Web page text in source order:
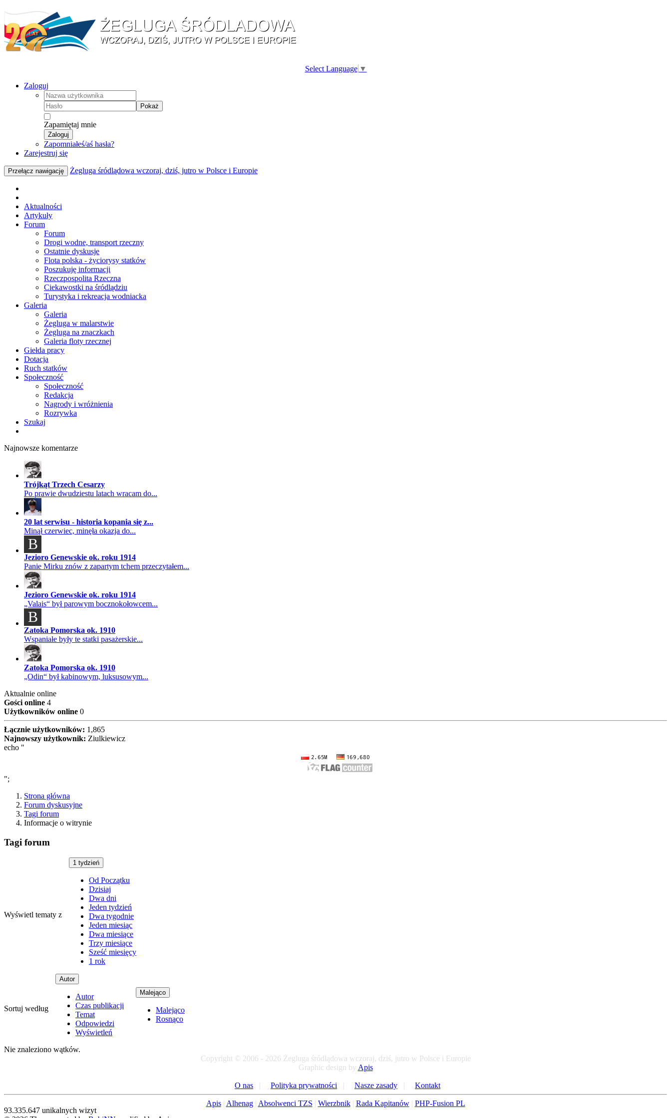
Select Language ▼
Zaloguj
Pokaż
Zapamiętaj mnie
Zaloguj
Zapomniałeś/aś hasła?
Zarejestruj się
Przełącz nawigację Żegluga śródlądowa wczoraj, dziś, jutro w Polsce i Europie
Aktualności
Artykuły
Forum
Forum
Drogi wodne, transport rzeczny
Ostatnie dyskusje
Flota polska - życiorysy statków
Poszukuję informacji
Rzeczpospolita Rzeczna
Ciekawostki na śródlądziu
Turystyka i rekreacja wodniacka
Galeria
Galeria
Żegluga w malarstwie
Żegluga na znaczkach
Galeria floty rzecznej
Giełda pracy
Dotacja
Ruch statków
Społeczność
Społeczność
Redakcja
Nagrody i wróżnienia
Rozrywka
Szukaj
Najnowsze komentarze
Trójkąt Trzech Cesarzy
Po prawie dwudziestu latach wracam do...
20 lat serwisu - historia kopania się z...
Minął czerwiec, minęła okazja do...
B
Jezioro Genewskie ok. roku 1914
Panie Mirku znów z zapartym tchem przeczytałem...
Jezioro Genewskie ok. roku 1914
„Valais“ był parowym bocznokołowcem...
B
Zatoka Pomorska ok. 1910
Wspaniałe były te statki pasażerskie...
Zatoka Pomorska ok. 1910
„Odin“ był kabinowym, luksusowym...
Aktualnie online
Gości online 4
Użytkowników online 0
Łącznie użytkowników: 1,865
Najnowszy użytkownik: Ziulkiewicz
echo "
";
Strona główna
Forum dyskusyjne
Tagi forum
Informacje o witrynie
Tagi forum
Wyświetl tematy z
1 tydzień
Od Początku
Dzisiaj
Dwa dni
Jeden tydzień
Dwa tygodnie
Jeden miesiąc
Dwa miesiące
Trzy miesiące
Sześć miesięcy
1 rok
Sortuj według
Autor
Autor
Czas publikacji
Temat
Odpowiedzi
Wyświetleń
Malejąco
Malejąco
Rosnąco
Nie znaleziono wątków.
Copyright © 2006 - 2026 Żegluga śródlądowa wczoraj, dziś, jutro w Polsce i Europie
Graphic design by Apis
O nas | Polityka prywatności | Nasze zasady | Kontakt
Apis| Alhenag| Absolwenci TZS | Wierzbnik| Rada Kapitanów| PHP-Fusion PL
93.335.647 unikalnych wizyt